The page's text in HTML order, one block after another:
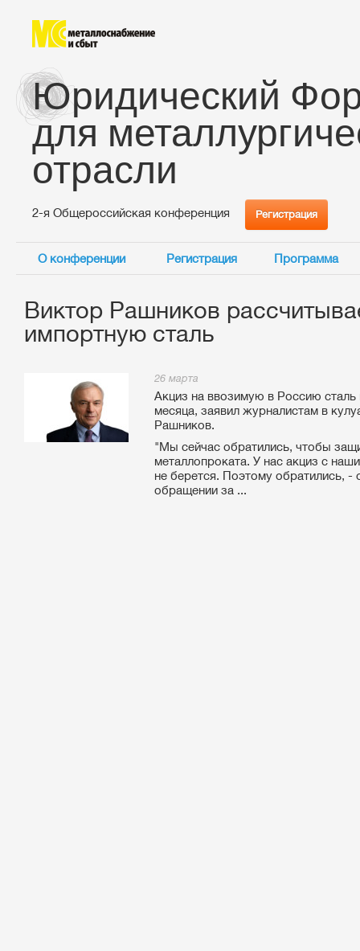
Юридический
для
отрасли
2-я Общероссийская конференция Регистрация
О конференции Регистрация Программа
Виктор Рашников
импортную сталь
26 марта
Акциз на ввозимую в Россию
месяца, заявил журналистам в
Рашников.
"Мы сейчас обратились, чтобы
металлопроката. У нас акциз с
не берется. Поэтому обратились,
обращении за ...